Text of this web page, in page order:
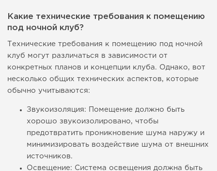
Какие технические требования к помещению
под ночной клуб?
Технические требования к помещению под ночной
клуб могут различаться в зависимости от
конкретных планов и концепции клуба. Однако, вот
несколько общих технических аспектов, которые
обычно учитываются:
Звукоизоляция: Помещение должно быть
хорошо звукоизолировано, чтобы
предотвратить проникновение шума наружу и
минимизировать воздействие шума от внешних
источников.
Освещение: Система освещения должна быть